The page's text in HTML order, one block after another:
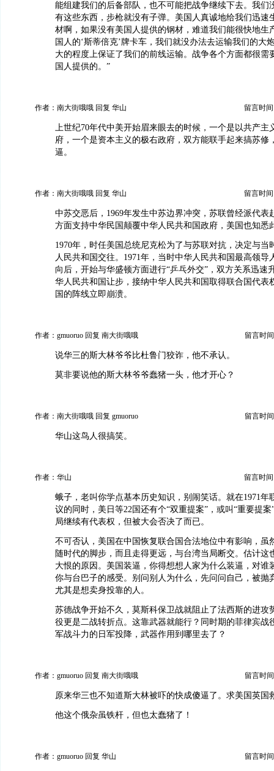
能组建我们的后备部队，也不可能把战争继续下去。我们
有这些东西，步枪就没有子弹。美国人真诚地给我们迅速
材啊，如果没有美国人提供的钢材，难道我们能很快地生
国人的‘斯蒂倍克’牌卡车，我们就没办法去运输我们的大
大的程度上保证了我们的前线运输。战争各个方面都很需
国人提供的。”
作者：南大街哦哦 回复 华山 留言时间
上世纪70年代中美开始眉来眼去的时候，一个是以共产主
府，一个是资本主义的极右政府，双方能联手起来搞苏修
逼。
作者：南大街哦哦 回复 华山 留言时间
中苏交恶后，1969年发生中苏边界冲突，苏联曾经派代表
方面支持中华民国颠覆中华人民共和国政府，美国也知悉
1970年，时任美国总统尼克松为了与苏联对抗，决定与当
人民共和国交往。1971年，当时中华人民共和国最高领导
向后，开始与华盛顿方面进行“乒乓外交”，双方关系迅速
华人民共和国让步，接纳中华人民共和国取得联合国代表
国的阵线立即崩溃。
作者：gmuoruo 回复 南大街哦哦 留言时
说华三的斯大林爷爷比杜鲁门狡诈，他不承认。
莫非要说他的斯大林爷爷蠢猪一头，他才开心？
作者：南大街哦哦 回复 gmuoruo 留言时
华山这鸟人很搞笑。
作者：华山 留言时间
蛾子，老叫你学点基本历史知识，别闹笑话。就在1971年
议的同时，美日等22国还有个“双重提案”，或叫“重要提
局继续有代表权，但被大会否决了而已。
不可否认，美国在中国恢复联合国合法地位中有影响，虽
随时代的脚步，而且走得更远，与台湾当局断交。估计这
大恨的原因。美国装逼，你得想想人家为什么装逼，对谁
你与台巴子的感受。别问别人为什么，先问问自己，被抛
尤其是想卖身投靠的人。
苏德战争开始不久，莫斯科保卫战就阻止了法西斯的进攻
役更是二战转折点。这靠武器就能行？同时期的菲律宾战
军战斗力的日军投降，武器作用到哪里去了？
作者：gmuoruo 回复 南大街哦哦 留言时
原来华三也不知道斯大林被吓的快成傻逼了。求美国英国
他这个俄杂虽铁杆，但也太蠢猪了！
作者：gmuoruo 回复 华山 留言时